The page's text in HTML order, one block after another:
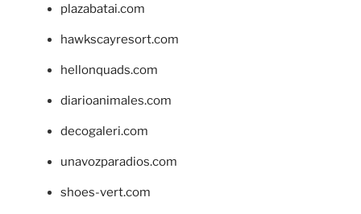
plazabatai.com
hawkscayresort.com
hellonquads.com
diarioanimales.com
decogaleri.com
unavozparadios.com
shoes-vert.com